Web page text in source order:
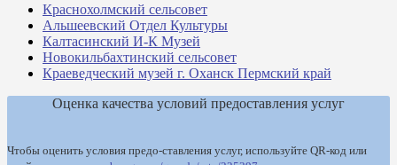
Краснохолмский сельсовет
Альшеевский Отдел Культуры
Калтасинский И-К Музей
Новокильбахтинский сельсовет
Краеведческий музей г. Оханск Пермский край
Оценка качества условий предоставления услуг
Чтобы оценить условия предо-ставления услуг, используйте QR-код или